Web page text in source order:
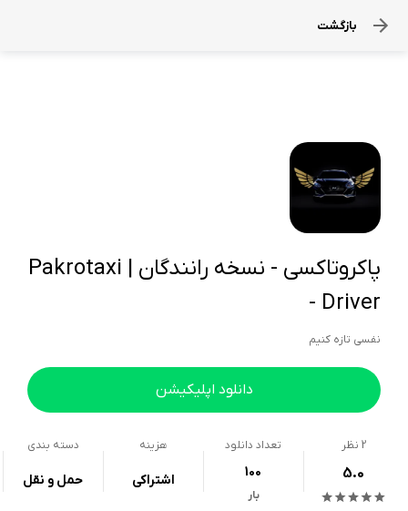
بازگشت
پاکروتاکسی - نسخه رانندگان | Pakrotaxi
- Driver
نفسی تازه کنیم
دانلود اپلیکیشن
2 نظر
5.0
تعداد دانلود
100
بار
هزینه
اشتراکی
دسته بندی
حمل و نقل